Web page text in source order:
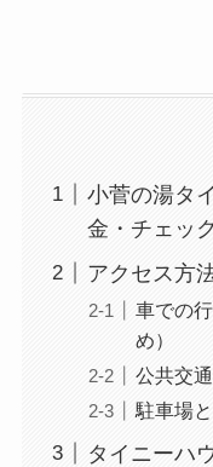
小菅の湯タ
金・チェッ
アクセス方
車での
め）
公共交
駐車場
タイニーハ